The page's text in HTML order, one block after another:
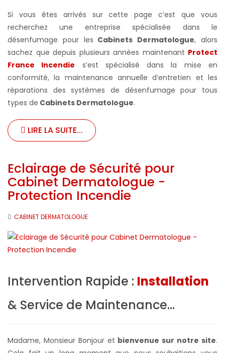
Si vous êtes arrivés sur cette page c’est que vous
recherchez une entreprise spécialisée dans le
désenfumage pour les Cabinets Dermatologue, alors
sachez que depuis plusieurs années maintenant Protect
France Incendie s’est spécialisé dans la mise en
conformité, la maintenance annuelle d’entretien et les
réparations des systèmes de désenfumage pour tous
types de Cabinets Dermatologue.
LIRE LA SUITE...
Eclairage de Sécurité pour
Cabinet Dermatologue -
Protection Incendie
CABINET DERMATOLOGUE
Intervention Rapide : Installation
& Service de Maintenance...
Madame, Monsieur Bonjour et bienvenue sur notre site.